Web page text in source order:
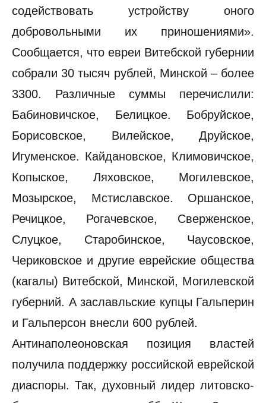
содействовать устройству оного
добровольными их приношениями».
Сообщается, что евреи Витебской губернии
собрали 30 тысяч рублей, Минской – более
3300. Различные суммы перечислили:
Бабиновичское, Белицкое. Бобруйское,
Борисовское, Вилейское, Друйское,
Игуменское. Кайдановское, Климовичское,
Копыское, Ляховское, Могилевское,
Мозырское, Мстиславское. Оршанское,
Речицкое, Рогачевское, Сверженское,
Слуцкое, Старобинское, Чаусовское,
Чериковское и другие еврейские общества
(кагалы) Витебской, Минской, Могилевской
губерний. А заславльские купцы Гальперин
и Гальперсон внесли 600 рублей.
Антинаполеоновская позиция властей
получила поддержку российской еврейской
диаспоры. Так, духовный лидер литовско-